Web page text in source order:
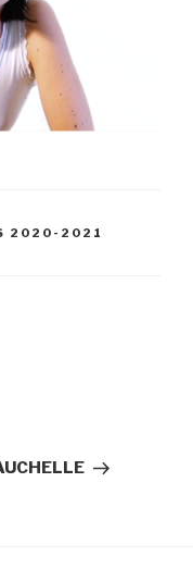
2020-2021